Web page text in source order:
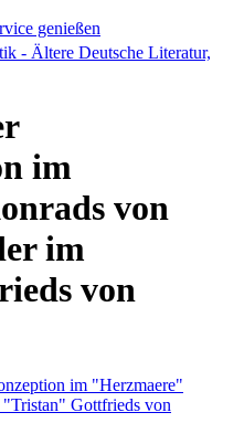
genießen
- Ältere Deutsche Literatur,
im
von
im
von